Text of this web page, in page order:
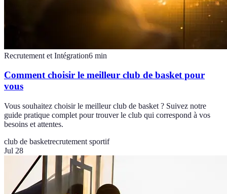
Recrutement et Intégration6 min
Comment choisir le meilleur club de basket pour
vous
Vous souhaitez choisir le meilleur club de basket ? Suivez notre
guide pratique complet pour trouver le club qui correspond à vos
besoins et attentes.
club de basketrecrutement sportif
Jul 28